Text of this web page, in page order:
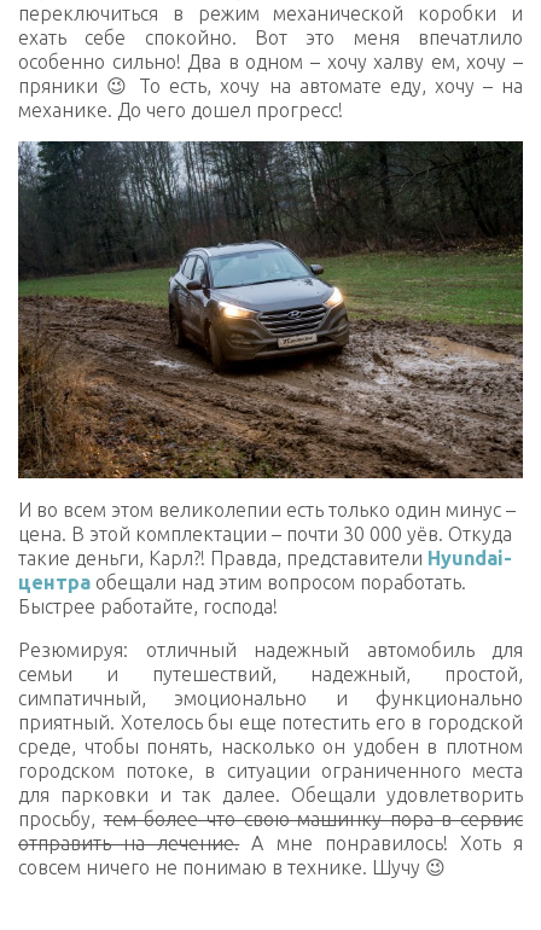
переключиться в режим механической коробки и
ехать себе спокойно. Вот это меня впечатлило
особенно сильно! Два в одном – хочу халву ем, хочу –
пряники 😉 То есть, хочу на автомате еду, хочу – на
механике. До чего дошел прогресс!
И во всем этом великолепии есть только один минус –
цена. В этой комплектации – почти 30 000 уёв. Откуда
такие деньги, Карл?! Правда, представители Hyundai-
центра обещали над этим вопросом поработать.
Быстрее работайте, господа!
Резюмируя: отличный надежный автомобиль для
семьи и путешествий, надежный, простой,
симпатичный, эмоционально и функционально
приятный. Хотелось бы еще потестить его в городской
среде, чтобы понять, насколько он удобен в плотном
городском потоке, в ситуации ограниченного места
для парковки и так далее. Обещали удовлетворить
просьбу,тем более что свою машинку пора в сервис
отправить на лечение.А мне понравилось! Хоть я
совсем ничего не понимаю в технике. Шучу 😉